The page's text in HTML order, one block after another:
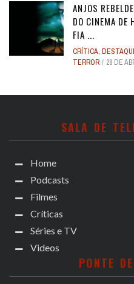
ANJOS
DO CINEMA DE
FIA ...
CRÍTICA,
TERROR
28 DE
SALA DE
Home
Podcasts
Filmes
Críticas
Séries e TV
Videos
PONTE